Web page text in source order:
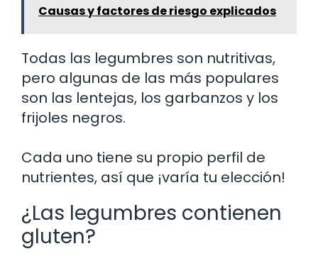
Causas y factores de riesgo explicados
Todas las legumbres son nutritivas,
pero algunas de las más populares
son las lentejas, los garbanzos y los
frijoles negros.
Cada uno tiene su propio perfil de
nutrientes, así que ¡varía tu elección!
¿Las legumbres contienen
gluten?